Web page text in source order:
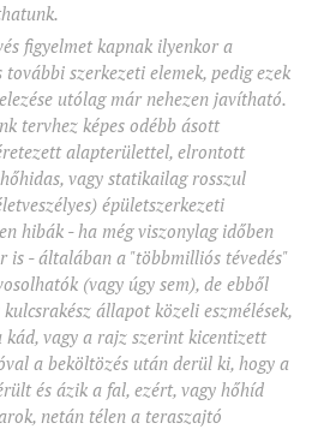
figyelmet kapnak ilyenkor a
szerkezeti elemek, pedig ezek
utólag már nehezen javítható.
tervhez képes odébb ásott
alapterülettel, elrontott
vagy statikailag rosszul
épületszerkezeti
hibák - ha még viszonylag időben
is - általában a "többmilliós tévedés"
(vagy úgy sem), de ebből
állapot közeli eszmélések,
kád, vagy a rajz szerint kicentizett
a beköltözés után derül ki, hogy a
és ázik a fal, ezért, vagy hőhíd
netán télen a teraszajtó